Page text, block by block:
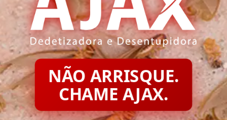
NÃO ARRISQUE.
CHAME AJAX.